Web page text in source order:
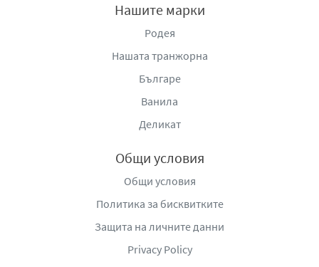
Нашите марки
Родея
Нашата транжорна
Българе
Ванила
Деликат
Общи условия
Общи условия
Политика за бисквитките
Защита на личните данни
Privacy Policy